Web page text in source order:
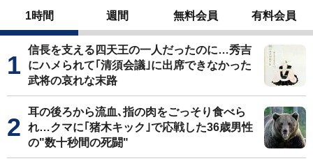
1時間 週間 無料会員 有料会員
信長を支える四天王の一人だったのに…秀吉
にハメられて｢清須会議｣に出席できなかった
武将の哀れな末路
耳の後ろから流血､指の肉をごっそり食べら
れ…クマに｢猪木キック｣で応戦した36歳男性
の"数十秒間の死闘"